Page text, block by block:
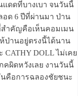
แดดที่บางเบา จนวันนี้
อด 6 ปีที่ผ่านมา ป่าน
ที่สำคัญคือเห็นคอมเมน
ป่านอยู่ตรงนี้ได้นาน
DOLL ไม่เคย
คผิดหวังเลย งานวันนี้
คือการฉลองชัยชนะ